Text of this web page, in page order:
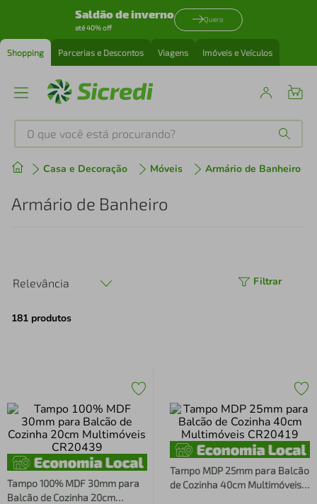
Saldão de inverno
até 40% off
Quero
Shopping Parcerias e Descontos Viagens Imóveis e Veículos
O que você está procurando?
Casa e Decoração Móveis Armário de Banheiro
Armário de Banheiro
Relevância Filtrar
181 produtos
Tampo 100% MDF 30mm para
Balcão de Cozinha 20cm
Tampo MDP 25mm para Balcão
de Cozinha 40cm Multimóveis
Produtos mais buscados
tenis
º perfume
4º air fryer